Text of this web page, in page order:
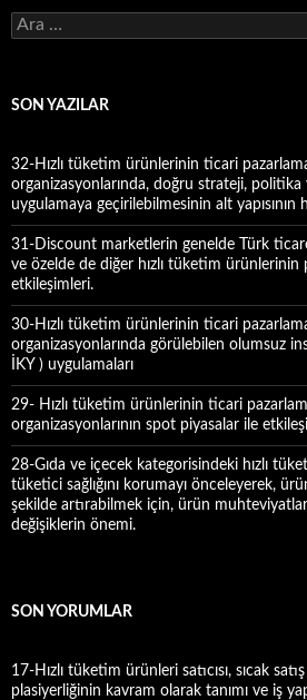
A
r
a
SON YAZILAR
32-Hızlı tüketim ürünlerinin ticari
organizasyonlarında, doğru strateji, politika
uygulamaya geçirilebilmesinin alt yapısının
31-Discount marketlerin genelde Türk
ve özelde de diğer hızlı tüketim ürünlerinin
etkileşimleri.
30-Hızlı tüketim ürünlerinin ticari
organizasyonlarında görülebilen olumsuz
İKY ) uygulamaları
29- Hızlı tüketim ürünlerinin ticari
organizasyonlarının spot piyasalar ile
28-Gıda ve içecek kategorisindeki hızlı
tüketici sağlığını korumayı önceleyerek,
şekilde artırabilmek için, ürün
değişiklerin önemi.
SON YORUMLAR
17-Hızlı tüketim ürünleri satıcısı, sıcak
plasiyerliğinin kavram olarak tanımı ve iş